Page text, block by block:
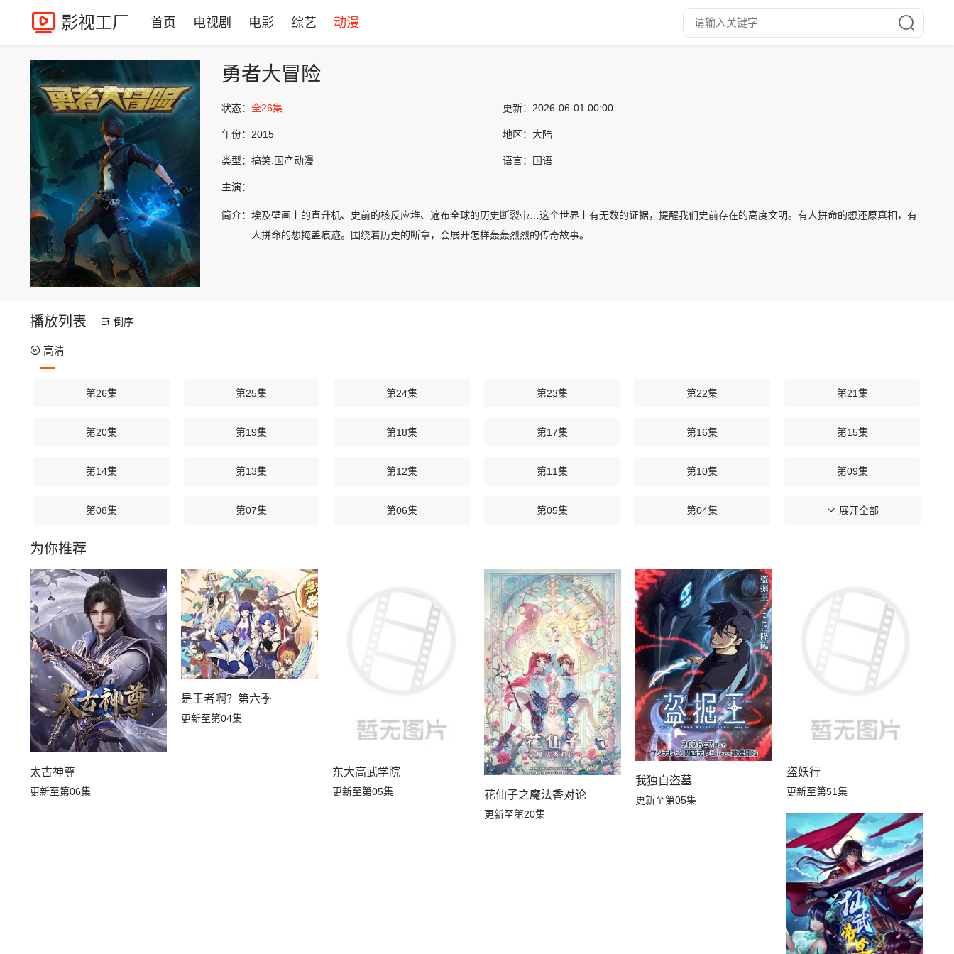
影视工厂 首页 电视剧 电影 综艺 动漫
勇者大冒险
状态： 全26集 更新： 2026-06-01 00:00
年份： 2015 地区： 大陆
类型： 搞笑,国产动漫 语言： 国语
主演：
简介： 埃及壁画上的直升机、史前的核反应堆、遍布全球的历史断裂带…这个世界上有无数的证据，提醒我们史前存在的高度文明。有人拼命的想还原真相，有
人拼命的想掩盖痕迹。围绕着历史的断章，会展开怎样轰轰烈烈的传奇故事。
播放列表 倒序
高清
第26集 第25集 第24集 第23集 第22集 第21集
第20集 第19集 第18集 第17集 第16集 第15集
第14集 第13集 第12集 第11集 第10集 第09集
第08集 第07集 第06集 第05集 第04集 第03集
第02集
展开全部
为你推荐
太古神尊
更新至第06集
是王者啊？第六季
更新至第04集
东大高武学院
更新至第05集 花仙子之魔法香对论
更新至第20集
我独自盗墓
更新至第05集
盗妖行
更新至第51集